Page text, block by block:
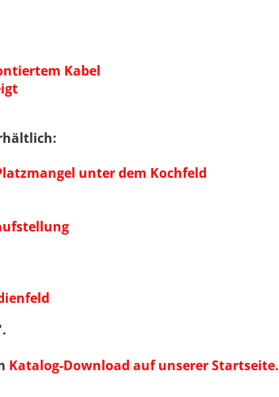
Kabel
unter dem Kochfeld
Katalog-Download auf unserer Startseite.